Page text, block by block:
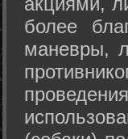
более
маневры,